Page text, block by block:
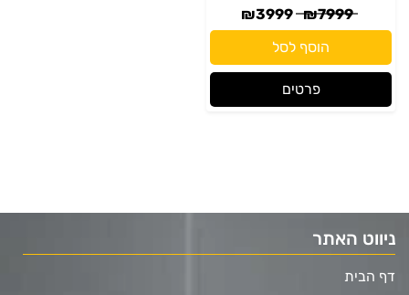
₪7999
₪3999
הוסף לסל
פרטים
ניווט האתר
דף הבית